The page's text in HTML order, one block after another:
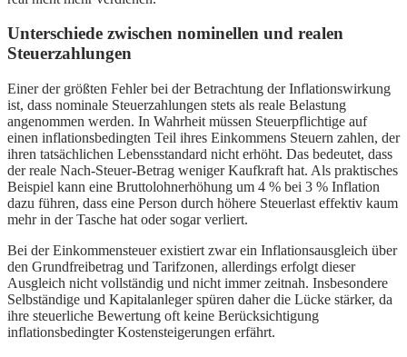
Unterschiede zwischen nominellen und realen
Steuerzahlungen
Einer der größten Fehler bei der Betrachtung der Inflationswirkung
ist, dass nominale Steuerzahlungen stets als reale Belastung
angenommen werden. In Wahrheit müssen Steuerpflichtige auf
einen inflationsbedingten Teil ihres Einkommens Steuern zahlen, der
ihren tatsächlichen Lebensstandard nicht erhöht. Das bedeutet, dass
der reale Nach-Steuer-Betrag weniger Kaufkraft hat. Als praktisches
Beispiel kann eine Bruttolohnerhöhung um 4 % bei 3 % Inflation
dazu führen, dass eine Person durch höhere Steuerlast effektiv kaum
mehr in der Tasche hat oder sogar verliert.
Bei der Einkommensteuer existiert zwar ein Inflationsausgleich über
den Grundfreibetrag und Tarifzonen, allerdings erfolgt dieser
Ausgleich nicht vollständig und nicht immer zeitnah. Insbesondere
Selbständige und Kapitalanleger spüren daher die Lücke stärker, da
ihre steuerliche Bewertung oft keine Berücksichtigung
inflationsbedingter Kostensteigerungen erfährt.